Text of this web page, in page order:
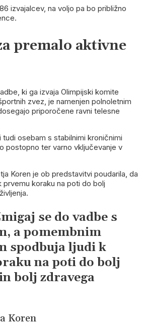
izvajalcev, na voljo pa bo približno
premalo aktivne
ki ga izvaja Olimpijski komite
zvez, je namenjen polnoletnim
priporočene ravni telesne
tudi osebam s stabilnimi kroničnimi
postopno ter varno vključevanje v
Koren je ob predstavitvi poudarila, da
koraku na poti do bolj
se do vadbe s
a pomembnim
spodbuja ljudi k
na poti do bolj
bolj zdravega
Koren